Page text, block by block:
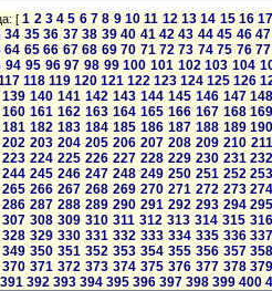
[1 2 3 4 5 6 7 8 9 10 11 12 13 14 15 16
34 35 36 37 38 39 40 41 42 43 44 45 46 47
64 65 66 67 68 69 70 71 72 73 74 75 76 77
94 95 96 97 98 99 100 101 102 103 104
118 119 120 121 122 123 124 125 126
139 140 141 142 143 144 145 146 147
160 161 162 163 164 165 166 167 168
181 182 183 184 185 186 187 188 189
202 203 204 205 206 207 208 209 210 211
223 224 225 226 227 228 229 230 231
244 245 246 247 248 249 250 251 252
265 266 267 268 269 270 271 272 273
286 287 288 289 290 291 292 293 294
307 308 309 310 311 312 313 314 315 316
328 329 330 331 332 333 334 335 336
349 350 351 352 353 354 355 356 357
370 371 372 373 374 375 376 377 378
391 392 393 394 395 396 397 398 399 400